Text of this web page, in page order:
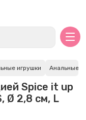
игрушки Анальные
Spice it up
Ø 2,8 см, L